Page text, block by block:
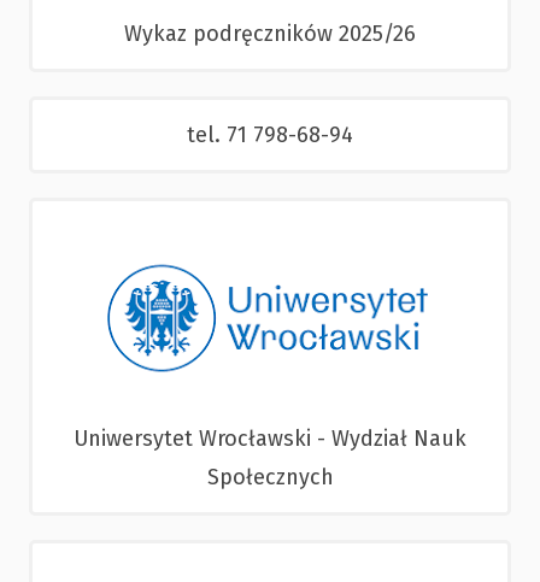
Wykaz podręczników 2025/26
tel. 71 798-68-94
Uniwersytet Wrocławski - Wydział Nauk
Społecznych